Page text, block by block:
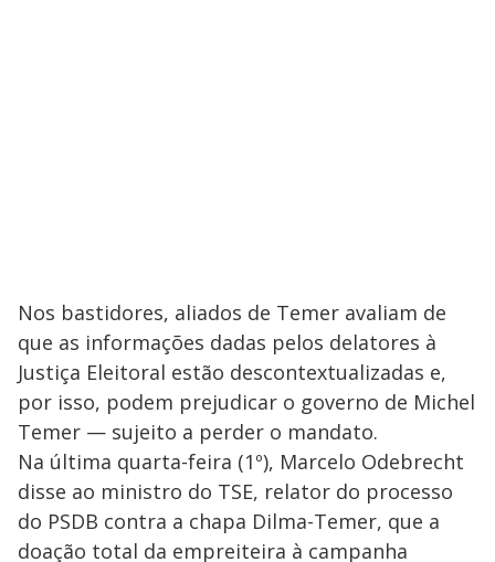
Nos bastidores, aliados de Temer avaliam de
que as informações dadas pelos delatores à
Justiça Eleitoral estão descontextualizadas e,
por isso, podem prejudicar o governo de Michel
Temer — sujeito a perder o mandato.
Na última quarta-feira (1º), Marcelo Odebrecht
disse ao ministro do TSE, relator do processo
do PSDB contra a chapa Dilma-Temer, que a
doação total da empreiteira à campanha